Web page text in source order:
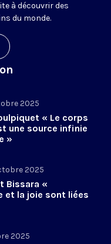
à découvrir des
du monde.
2025
« Le corps
une source infinie
»
2025
Bissara «
et la joie sont liées
2025